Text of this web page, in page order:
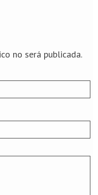
no será publicada.